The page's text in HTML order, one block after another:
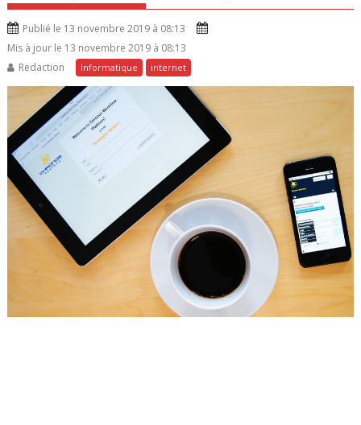
Publié le 13 novembre 2019 à 08:13
Mis à jour le 13 novembre 2019 à 08:13
Redaction
Informatique internet